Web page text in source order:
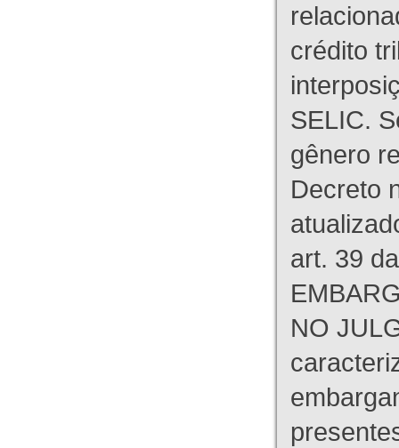
crédito
SELIC.
gênero
Decreto
art. 39
NO